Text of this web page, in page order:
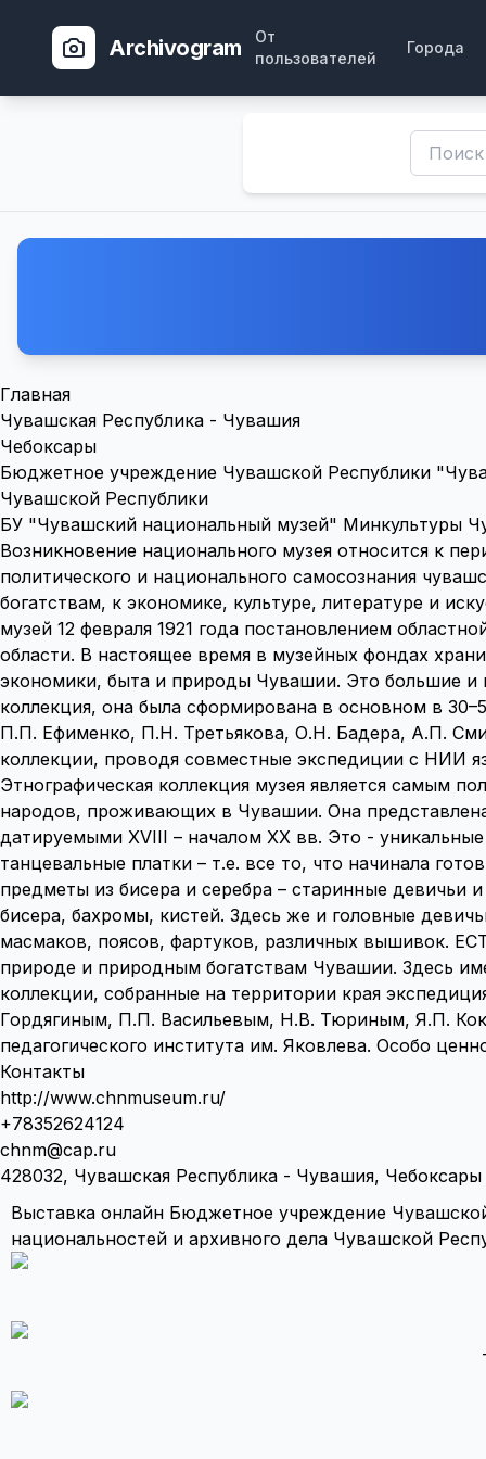
Archivogram
От
пользователей
Города
Главная
Чувашская Республика - Чувашия
Чебоксары
Бюджетное учреждение Чувашской Республики
Чувашской Республики
БУ "Чувашский национальный музей" Минкультуры
Возникновение национального музея относится к
политического и национального самосознания
богатствам, к экономике, культуре, литературе и
музей 12 февраля 1921 года постановлением
области. В настоящее время в музейных фондах
экономики, быта и природы Чувашии. Это большие и
коллекция, она была сформирована в основном в
П.П. Ефименко, П.Н. Третьякова, О.Н. Бадера, А.П.
коллекции, проводя совместные экспедиции с НИИ
Этнографическая коллекция музея является самым
народов, проживающих в Чувашии. Она
датируемыми XVIII – началом XX вв. Это -
танцевальные платки – т.е. все то, что начинала
предметы из бисера и серебра – старинные
бисера, бахромы, кистей. Здесь же и головные
масмаков, поясов, фартуков, различных вышивок.
природе и природным богатствам Чувашии. Здесь
коллекции, собранные на территории края
Гордягиным, П.П. Васильевым, Н.В. Тюриным, Я.П.
педагогического института им. Яковлева. Особо
Контакты
http://www.chnmuseum.ru/
+78352624124
chnm@cap.ru
428032, Чувашская Республика - Чувашия,
Выставка онлайн Бюджетное учреждение
национальностей и архивного дела Чувашской